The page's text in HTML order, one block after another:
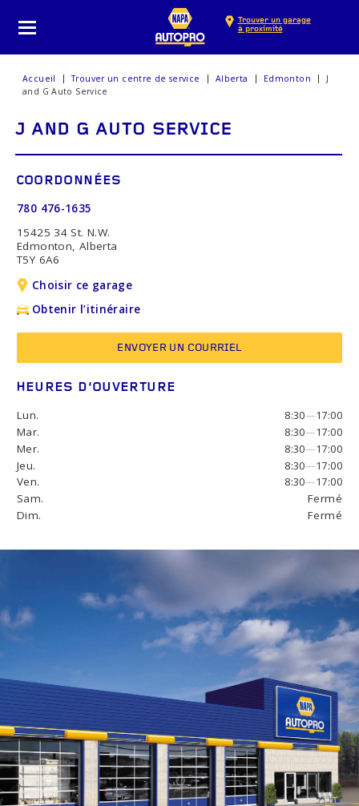
Trouver un garage
à proximité
Accueil Trouver un centre de service Alberta Edmonton
J
and G Auto Service
J AND G AUTO SERVICE
COORDONNÉES
780 476-1635
15425 34 St. N.W.
Edmonton, Alberta
T5Y 6A6
Choisir ce garage
Obtenir l’itinéraire
ENVOYER UN COURRIEL
HEURES D’OUVERTURE
Lun. 8:30—17:00
Mar.
8:30—17:00
Mer.
8:30—17:00
Jeu.
8:30—17:00
Ven.
8:30—17:00
Sam.
Fermé
Dim.
Fermé